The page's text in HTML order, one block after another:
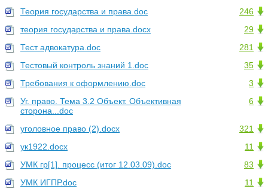
246
Теория государства и права.doc
29
теория государства и права.docx
281
Тест адвокатура.doc
35
Тестовый контроль знаний 1.doc
3
Требования к оформлению.doc
6
Уг. право. Тема 3.2 Объект. Объективная
сторона...doc
321
уголовное право (2).docx
11
ук1922.docx
83
УМК гр[1]. процесс (итог 12.03.09).doc
11
УМК ИГПР.doc